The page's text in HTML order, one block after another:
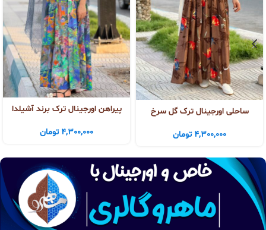
ساحلی اورجینال ترک گل سرخ
4,300,000 تومان
پیراهن اورجینال ترک برند آشیلدا
4,300,000 تومان